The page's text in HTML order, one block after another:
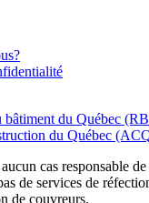
bâtiment du Québec
du Québec
cas responsable de
de services de
de couvreurs.